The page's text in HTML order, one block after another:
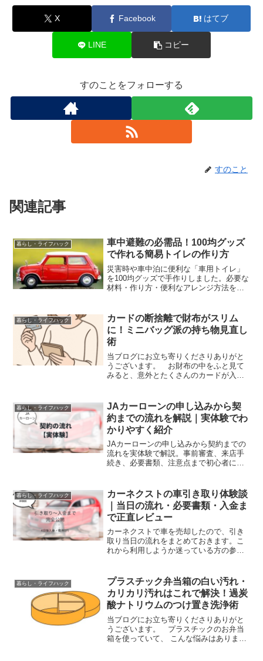
X Facebook はてブ
LINE コピー
すのことをフォローする
すのこと
関連記事
暮らし・ライフハック
車中避難の必需品！100均グッズ
で作れる簡易トイレの作り方
災害時や車中泊に便利な「車用トイレ」
を100均グッズで手作りしました。必要な
材料・作り方・便利なアレンジ方法を紹
暮らし・ライフハック
カードの断捨離で財布がスリム
に！ミニバッグ派の持ち物見直し
術
当ブログにお立ち寄りくださりありがと
うございます。 お財布の中をふと見て
みると、意外とたくさんのカードが入っ
など…1枚ずつは薄いのに、積み重なると
お財布がどんどん厚く...
暮らし・ライフハック
JAカーローンの申し込みから契
約までの流れを解説｜実体験でわ
かりやすく紹介
JAカーローンの申し込みから契約までの
流れを実体験で解説。事前審査、来店手
続き、必要書類、注意点まで初心者にも
暮らし・ライフハック
カーネクストの車引き取り体験談
｜当日の流れ・必要書類・入金ま
で正直レビュー
カーネクストで車を売却したので、引き
取り当日の流れをまとめておきます。こ
れから利用しようか迷っている方の参考
ら電話がかかってきたのですが、その時
は出ませんでした。すると...
暮らし・ライフハック
プラスチック弁当箱の白い汚れ・
カリカリ汚れはこれで解決！過炭
酸ナトリウムのつけ置き洗浄術
当ブログにお立ち寄りくださりありがと
うございます。 プラスチックのお弁当
箱を使っていて、 こんな悩みはありませ